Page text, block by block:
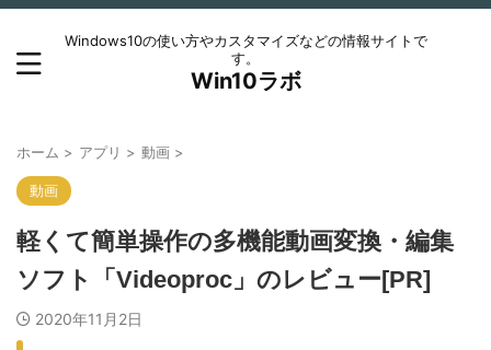
Windows10の使い方やカスタマイズなどの情報サイトで
す。
Win10ラボ
ホーム > アプリ > 動画 >
動画
軽くて簡単操作の多機能動画変換・編集
ソフト「Videoproc」のレビュー[PR]
2020年11月2日